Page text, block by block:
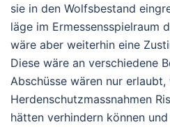
sie in den Wolfsbestand
läge im Ermessensspielraum
wäre aber weiterhin eine
Diese wäre an verschiedene
Abschüsse wären nur erlaubt,
Herdenschutzmassnahmen
hätten verhindern können